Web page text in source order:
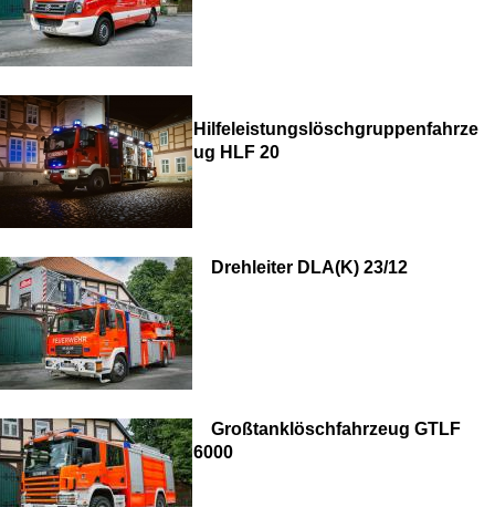
Hilfeleistungslöschgruppenfahrze
ug HLF 20
Drehleiter DLA(K) 23/12
Großtanklöschfahrzeug GTLF
6000